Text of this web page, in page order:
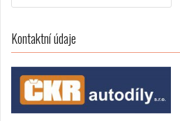
h
e
á
Kontaktní údaje